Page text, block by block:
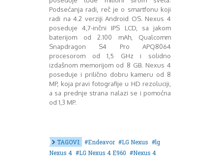
Maj 2018
Juni 2018
Juli 2018
August 2018
Oktobar 2018
Novembar 2018
Februar 2019
Juni 2019
Podsećanja radi, reč je o smartfonu koji
radi na 4.2 verziji Android OS. Nexus 4
poseduje 4,7-inčni IPS LCD, sa jakom
baterijom od 2.100 mAh, Qualcomm
Snapdragon S4 Pro APQ8064
procesorom od 1,5 GHz i solidno
izdašnom memorijom od 8 GB. Nexus 4
poseduje i prilično dobru kameru od 8
MP, koja pravi fotografije u HD rezoluciji,
a sa prednje strana nalazi se i pomoćna
od 1,3 MP.
TAGOVI: Endeavor LG Nexus
lg
Nexus 4
LG Nexus 4 E960
Nexus 4